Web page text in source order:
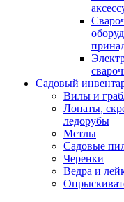
Садовый
Вилы и
Лопаты,
ледорубы
Метлы
Садовые
Черенки
Ведра и